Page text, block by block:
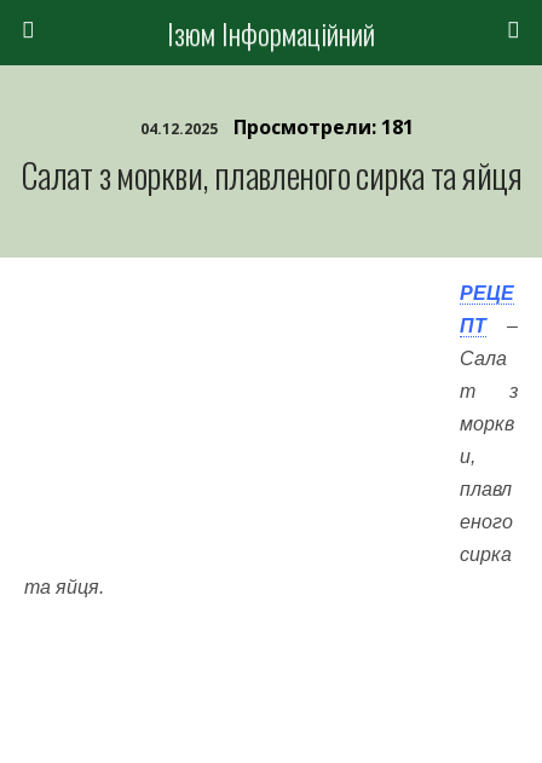
Ізюм Інформаційний
04.12.2025 Просмотрели: 181
Салат з моркви, плавленого сирка та яйця
РЕЦЕ
ПТ–
Сала
т з
моркв
и,
плавл
еного
сирка
та яйця.